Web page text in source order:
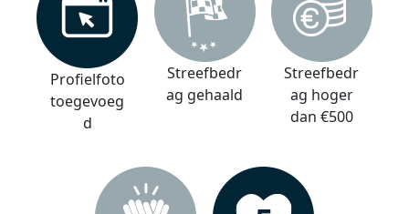
Profielfoto
toegevoeg
d
Streefbedr
ag gehaald
Streefbedr
ag hoger
dan €500